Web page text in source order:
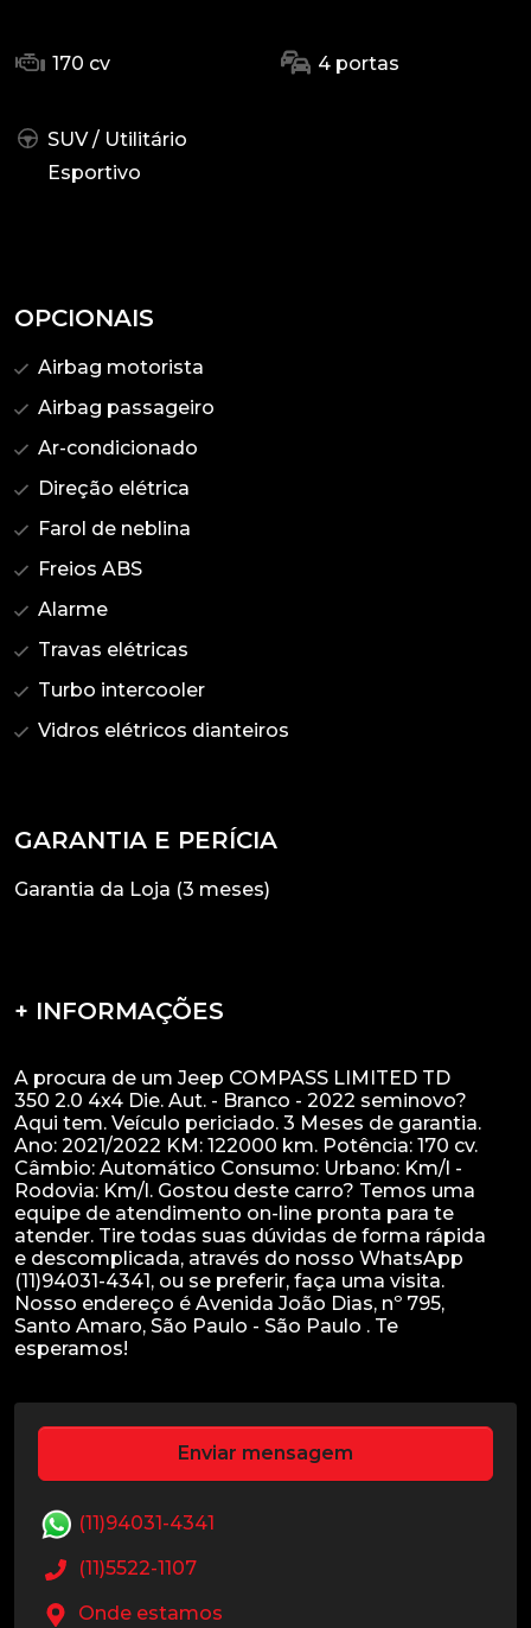
170 cv 4 portas
SUV / Utilitário
Esportivo
OPCIONAIS
Airbag motorista
Airbag passageiro
Ar-condicionado
Direção elétrica
Farol de neblina
Freios ABS
Alarme
Travas elétricas
Turbo intercooler
Vidros elétricos dianteiros
GARANTIA E PERÍCIA
Garantia da Loja (3 meses)
+ INFORMAÇÕES
A procura de um Jeep COMPASS LIMITED TD
350 2.0 4x4 Die. Aut. - Branco - 2022 seminovo?
Aqui tem. Veículo periciado. 3 Meses de garantia.
Ano: 2021/2022 KM: 122000 km. Potência: 170 cv.
Câmbio: Automático Consumo: Urbano: Km/l -
Rodovia: Km/l. Gostou deste carro? Temos uma
equipe de atendimento on-line pronta para te
atender. Tire todas suas dúvidas de forma rápida
e descomplicada, através do nosso WhatsApp
(11)94031-4341, ou se preferir, faça uma visita.
Nosso endereço é Avenida João Dias, nº 795,
Santo Amaro, São Paulo - São Paulo . Te
Enviar mensagem
(11)94031-4341
(11)5522-1107
Onde estamos